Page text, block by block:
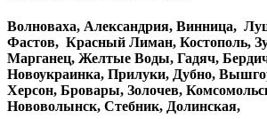
Волноваха, Александрия, Винница,
Фастов, Красный Лиман, Костополь,
Марганец, Желтые Воды, Гадяч,
Новоукраинка, Прилуки, Дубно,
Херсон, Бровары, Золочев,
Нововолынск, Стебник, Долинская,